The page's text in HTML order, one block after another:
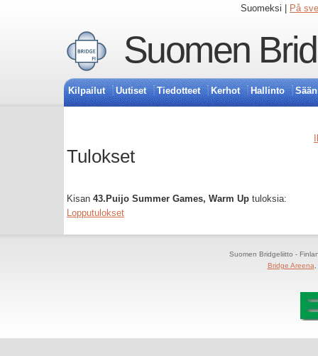
Suomeksi | På
Suomen
Kilpailut Uutiset Tiedotteet Kerhot Hallinto
Tulokset
Kisan 43.Puijo Summer Games, Warm Up tuloksia:
Lopputulokset
Suomen Bridgeliitto -
Bridge Areena